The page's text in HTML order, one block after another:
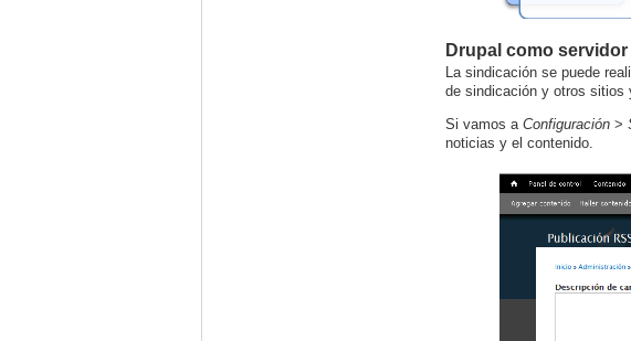
Drupal como
La sindicación se puede
de sindicación y otros sitios
Si vamos a Configuración >
noticias y el contenido.